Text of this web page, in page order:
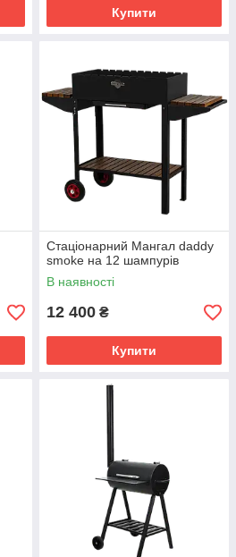
Купити
Стаціонарний Мангал daddy
smoke на 12 шампурів
В наявності
12 400 ₴
Купити